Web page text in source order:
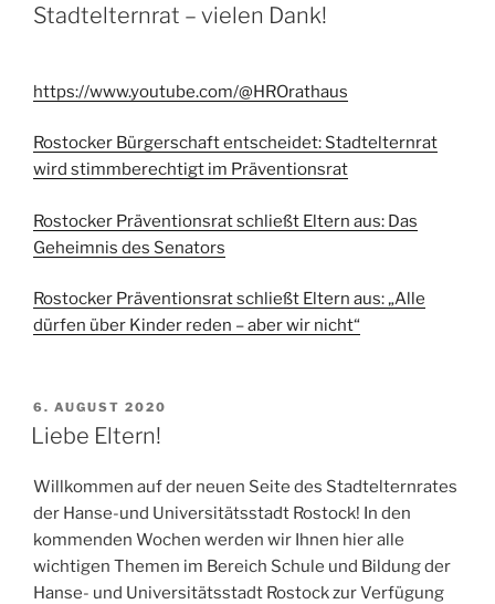
Stadtelternrat – vielen Dank!
https://www.youtube.com/@HROrathaus
Rostocker Bürgerschaft entscheidet: Stadtelternrat
wird stimmberechtigt im Präventionsrat
Rostocker Präventionsrat schließt Eltern aus: Das
Geheimnis des Senators
Rostocker Präventionsrat schließt Eltern aus: „Alle
dürfen über Kinder reden – aber wir nicht“
VERÖFFENTLICHT
AM
6. AUGUST 2020
Liebe Eltern!
Willkommen auf der neuen Seite des Stadtelternrates
der Hanse-und Universitätsstadt Rostock! In den
kommenden Wochen werden wir Ihnen hier alle
wichtigen Themen im Bereich Schule und Bildung der
Hanse- und Universitätsstadt Rostock zur Verfügung